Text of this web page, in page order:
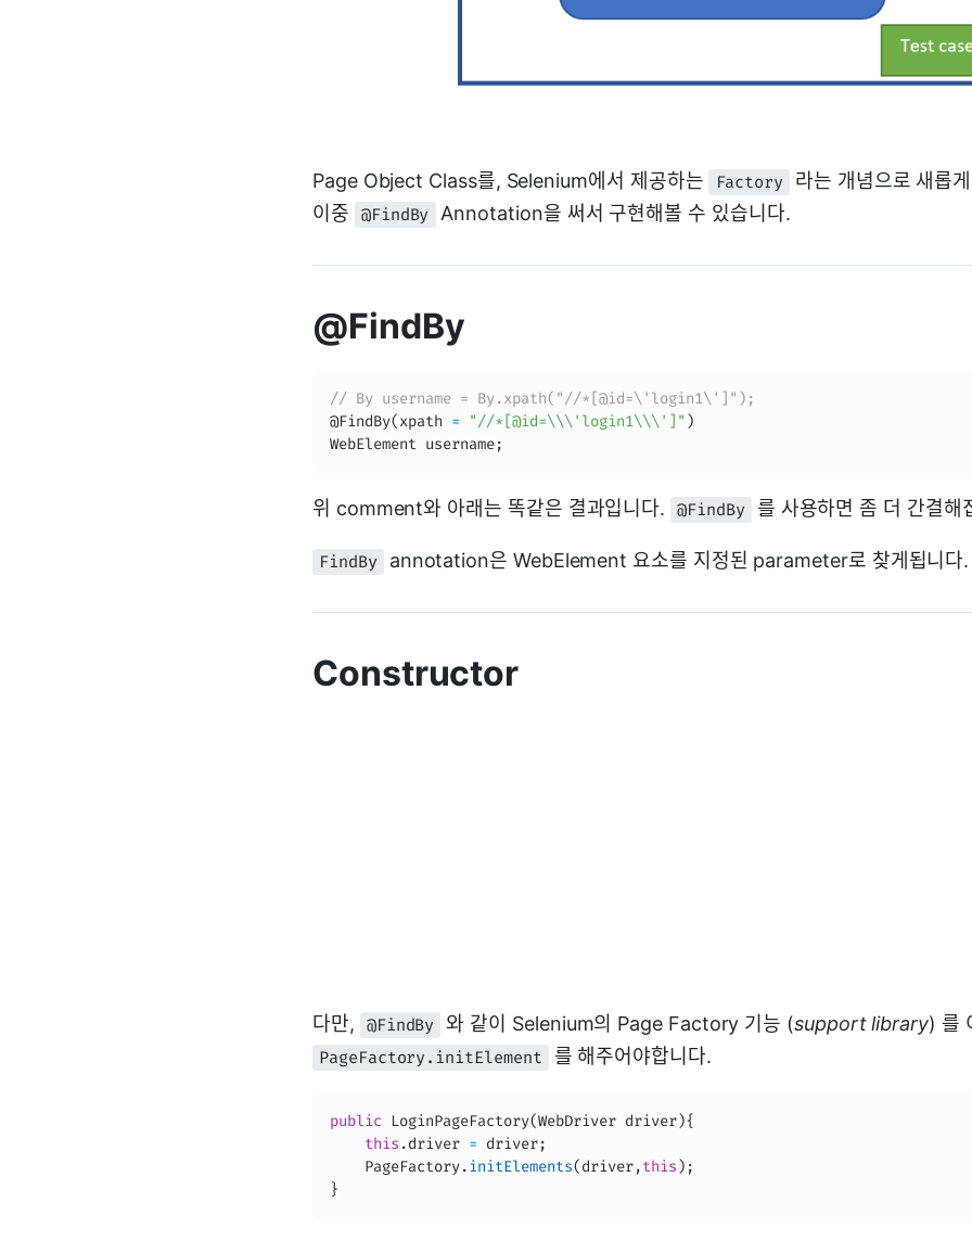
Page Object Class를, Selenium에서 제공하는 Factory
라는 개념으로 새롭
이중
@FindBy Annotation을 써서 구현해볼 수 있습니다.
@FindBy
// By username = By.xpath("//*[@id=\'login1\']");
@FindBy(xpath = "//*[@id=\\\'login1\\\']" )
WebElement username;
위 comment와 아래는 똑같은 결과입니다. @FindBy 를 사용하면 좀 더 간결해
FindBy annotation은 WebElement 요소를 지정된 parameter로 찾게됩니다.
Constructor
다만, @FindBy 와 같이 Selenium의 Page Factory 기능 (support library) 를
PageFactory.initElement 를 해주어야합니다.
public LoginPageFactory(WebDriver driver){
this .driver = driver;
PageFactory.initElements(driver,this ) ;
}